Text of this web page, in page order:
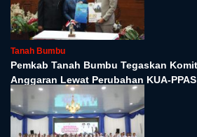
Tanah Bumbu
Pemkab Tanah Bumbu Tegaskan
Anggaran Lewat Perubahan KUA-